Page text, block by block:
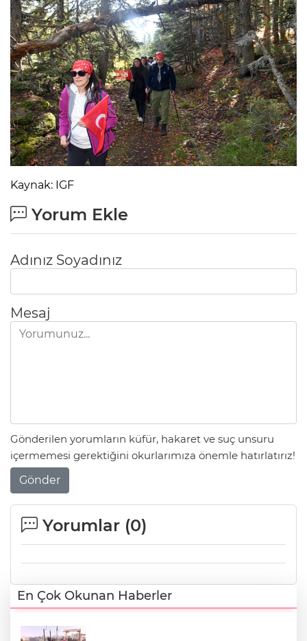
Kaynak: IGF
Yorum Ekle
Adınız Soyadınız
Mesaj
Gönderilen yorumların küfür, hakaret ve suç unsuru
içermemesi gerektiğini okurlarımıza önemle hatırlatırız!
Gönder
Yorumlar (0)
En Çok Okunan Haberler